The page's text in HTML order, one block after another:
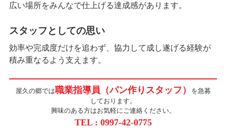
広い場所をみんなで仕上げる達成感があります。
スタッフとしての思い
効率や完成度だけを追わず、協力して成し遂げる経験が
積み重なるよう支えます。
屋久の郷では職業指導員（パン作りスタッフ）
を急募
しております。
興味のある方はお気軽にご連絡ください。
TEL : 0997-42-0775